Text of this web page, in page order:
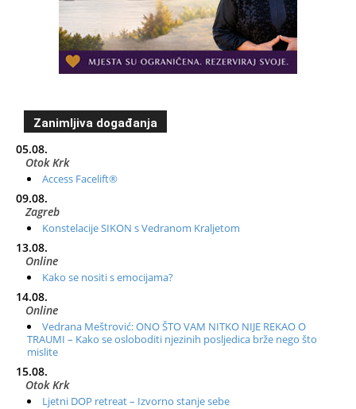
Zanimljiva događanja
05.08.
Otok Krk
Access Facelift®
09.08.
Zagreb
Konstelacije SIKON s Vedranom Kraljetom
13.08.
Online
Kako se nositi s emocijama?
14.08.
Online
Vedrana Meštrović: ONO ŠTO VAM NITKO NIJE REKAO O
TRAUMI – Kako se osloboditi njezinih posljedica brže nego što
mislite
15.08.
Otok Krk
Ljetni DOP retreat – Izvorno stanje sebe